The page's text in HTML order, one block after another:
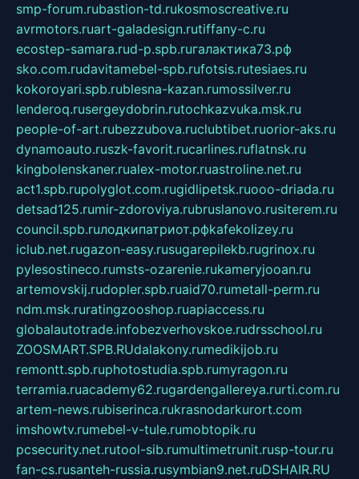
smp-forum.rubastion-td.rukosmoscreative.ru
avrmotors.ruart-galadesign.rutiffany-c.ru
ecostep-samara.rud-p.spb.ruгалактика73.рф
sko.com.rudavitamebel-spb.rufotsis.rutesiaes.ru
kokoroyari.spb.rublesna-kazan.rumossilver.ru
lenderoq.rusergeydobrin.rutochkazvuka.msk.ru
people-of-art.rubezzubova.ruclubtibet.ruorior-aks.ru
dynamoauto.ruszk-favorit.rucarlines.ruflatnsk.ru
kingbolenskaner.rualex-motor.ruastroline.net.ru
act1.spb.rupolyglot.com.rugidlipetsk.ruooo-driada.ru
detsad125.rumir-zdoroviya.rubruslanovo.rusiterem.ru
council.spb.ruлодкипатриот.рфkafekolizey.ru
iclub.net.rugazon-easy.rusugarepilekb.rugrinox.ru
pylesostineco.rumsts-ozarenie.rukameryjooan.ru
artemovskij.rudopler.spb.ruaid70.rumetall-perm.ru
ndm.msk.ruratingzooshop.ruapiaccess.ru
globalautotrade.infobezverhovskoe.rudrsschool.ru
ZOOSMART.SPB.RUdalakony.rumedikijob.ru
remontt.spb.ruphotostudia.spb.rumyragon.ru
terramia.ruacademy62.rugardengallereya.rurti.com.ru
artem-news.rubiserinca.rukrasnodarkurort.com
imshowtv.rumebel-v-tule.rumobtopik.ru
pcsecurity.net.rutool-sib.rumultimetrunit.rusp-tour.ru
fan-cs.rusanteh-russia.rusymbian9.net.ruDSHAIR.RU